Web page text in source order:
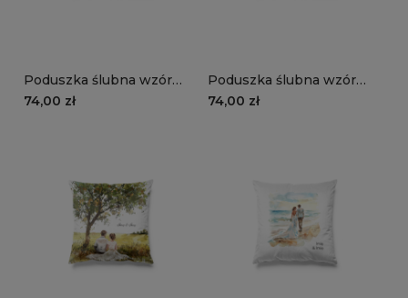
Poduszka ślubna wzór
LS28 | gołębie
74,00 zł
Poduszka ślubna wzór
LS27 | tańcząca para
74,00 zł